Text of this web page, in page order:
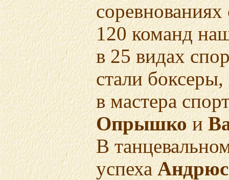
соревнованиях
120 команд
в 25 видах
стали
в мастера
Опрышко и
В
успеха Андрюс